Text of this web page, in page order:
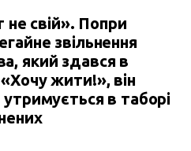
не свій». Попри
звільнення
який здався в
жити!», він
в таборі